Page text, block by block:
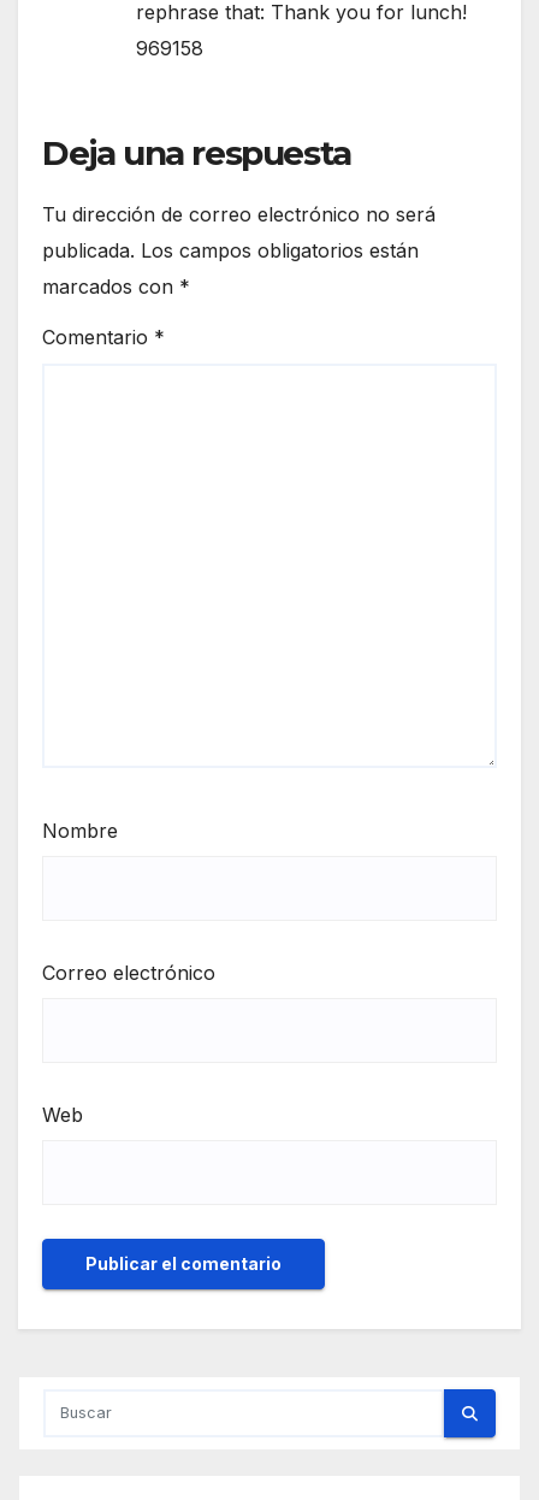
rephrase that: Thank you for lunch!
969158
Deja una respuesta
Tu dirección de correo electrónico no será
publicada. Los campos obligatorios están
marcados con *
Comentario *
Nombre
Correo electrónico
Web